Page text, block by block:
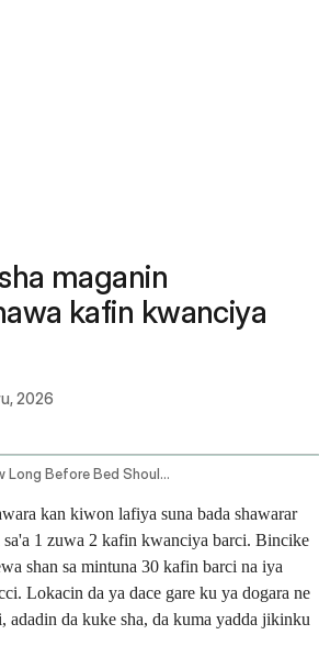
maganin
kafin kwanciya
2026
How Long Before Bed Should I Take Gabapentin
kan kiwon lafiya suna bada shawarar
sa'a 1 zuwa 2 kafin kwanciya barci. Bincike
shan sa mintuna 30 kafin barci na iya
Lokacin da ya dace gare ku ya dogara ne
adadin da kuke sha, da kuma yadda jikinku